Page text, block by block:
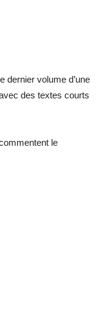
dernier volume d’une
des textes courts
le